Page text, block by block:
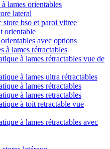
lames orientables
lateral
store bso et paroi vitree
orientable
avec options
à lames rétractables
à lames rétractables vue de
à lames ultra rétractables
à lames rétractables
à lames retractables
à toit retractable vue
à lames rétractables avec